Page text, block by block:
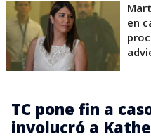
en
TC pone fin a
involucró a